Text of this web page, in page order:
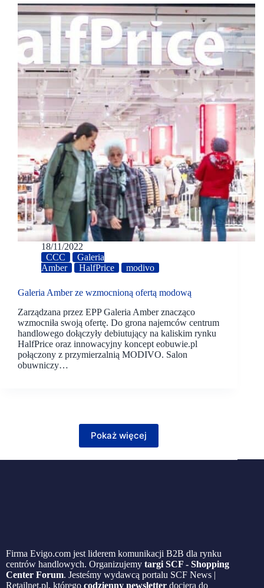
18/11/2022
CCC
Galeria
Amber
HalfPrice modivo
Galeria Amber ze wzmocnioną ofertą modową
Zarządzana przez EPP Galeria Amber znacząco
wzmocniła swoją ofertę. Do grona najemców centrum
handlowego dołączyły debiutujący na kaliskim rynku
HalfPrice oraz innowacyjny koncept eobuwie.pl
połączony z przymierzalnią MODIVO. Salon
obuwniczy…
Pokaż więcej
Firma Evigo.com jest liderem komunikacji B2B dla rynku
centrów handlowych. Organizujemy targi SCF - Shopping
Center Forum. Jesteśmy wydawcą portalu SCF News |
Retailnet.pl, którego codzienny newsletter dociera do